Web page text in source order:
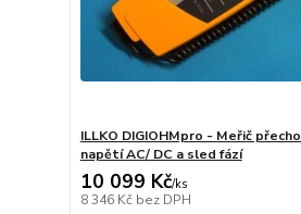
ILLKO DIGIOHMpro - Meřič
napětí AC/ DC a sled fází
10 099 Kč/ks
8 346 Kč bez DPH